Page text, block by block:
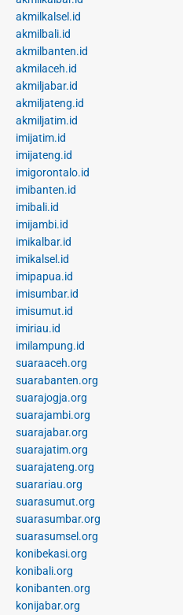
akmilkalsel.id
akmilbali.id
akmilbanten.id
akmilaceh.id
akmiljabar.id
akmiljateng.id
akmiljatim.id
imijatim.id
imijateng.id
imigorontalo.id
imibanten.id
imibali.id
imijambi.id
imikalbar.id
imikalsel.id
imipapua.id
imisumbar.id
imisumut.id
imiriau.id
imilampung.id
suaraaceh.org
suarabanten.org
suarajogja.org
suarajambi.org
suarajabar.org
suarajatim.org
suarajateng.org
suarariau.org
suarasumut.org
suarasumbar.org
suarasumsel.org
konibekasi.org
konibali.org
konibanten.org
konijabar.org